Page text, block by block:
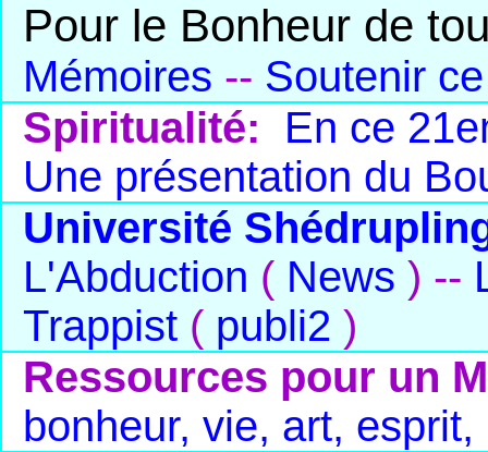
Pour le Bonheur de
Mémoires -- Soutenir
Spiritualité: En ce
Une présentation du
Université
L'Abduction ( News ) --
Trappist( publi2 )
Ressources pour un
bonheur, vie, art,